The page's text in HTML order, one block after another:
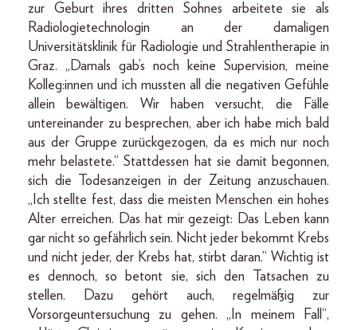
zur Geburt ihres dritten Sohnes arbeitete sie als
Radiologietechnologin an der damaligen
Universitätsklinik für Radiologie und Strahlentherapie in
Graz. „Damals gab’s noch keine Supervision, meine
Kolleg:innen und ich mussten all die negativen Gefühle
allein bewältigen. Wir haben versucht, die Fälle
untereinander zu besprechen, aber ich habe mich bald
aus der Gruppe zurückgezogen, da es mich nur noch
mehr belastete.“ Stattdessen hat sie damit begonnen,
sich die Todesanzeigen in der Zeitung anzuschauen.
„Ich stellte fest, dass die meisten Menschen ein hohes
Alter erreichen. Das hat mir gezeigt: Das Leben kann
gar nicht so gefährlich sein. Nicht jeder bekommt Krebs
und nicht jeder, der Krebs hat, stirbt daran.“ Wichtig ist
es dennoch, so betont sie, sich den Tatsachen zu
stellen. Dazu gehört auch, regelmäßig zur
Vorsorgeuntersuchung zu gehen. „In meinem Fall“,